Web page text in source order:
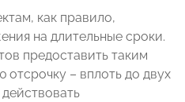
как правило,
на длительные сроки.
предоставить таким
– вплоть до двух